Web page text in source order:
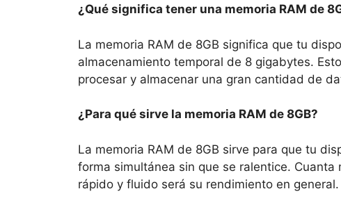
¿Qué significa tener una memoria RAM de
La memoria RAM de 8GB significa que tu
almacenamiento temporal de 8 gigabytes.
procesar y almacenar una gran cantidad de
¿Para qué sirve la memoria RAM de 8GB?
La memoria RAM de 8GB sirve para que tu
forma simultánea sin que se ralentice.
rápido y fluido será su rendimiento en general.